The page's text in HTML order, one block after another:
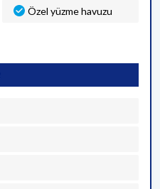
Özel yüzme havuzu